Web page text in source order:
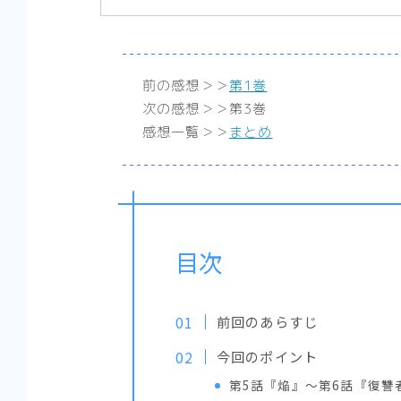
前の感想＞＞第1巻
次の感想＞＞第3巻
感想一覧＞＞ まとめ
目次
前回のあらすじ
今回のポイント
第5話『焔』～第6話『復讐